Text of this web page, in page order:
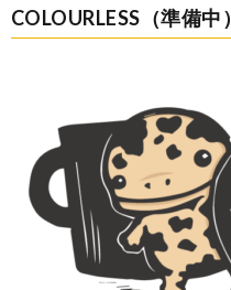
COLOURLESS（準備中）